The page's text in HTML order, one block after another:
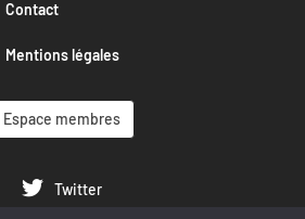
Contact
Mentions légales
Espace membres
Twitter